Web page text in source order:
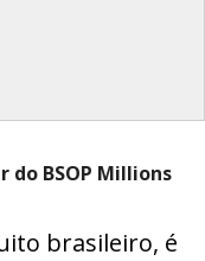
do BSOP Millions
brasileiro, é